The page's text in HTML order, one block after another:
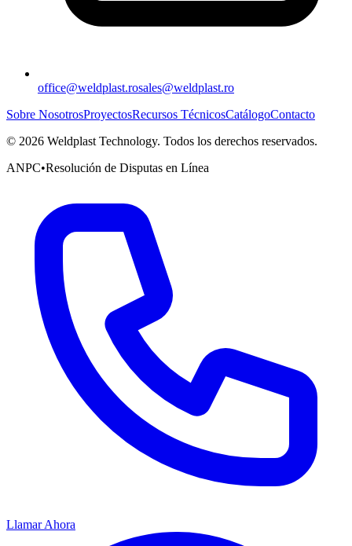
office@weldplast.rosales@weldplast.ro
Sobre NosotrosProyectosRecursos TécnicosCatálogoContacto
© 2026 Weldplast Technology. Todos los derechos reservados.
ANPC•Resolución de Disputas en Línea
Llamar Ahora